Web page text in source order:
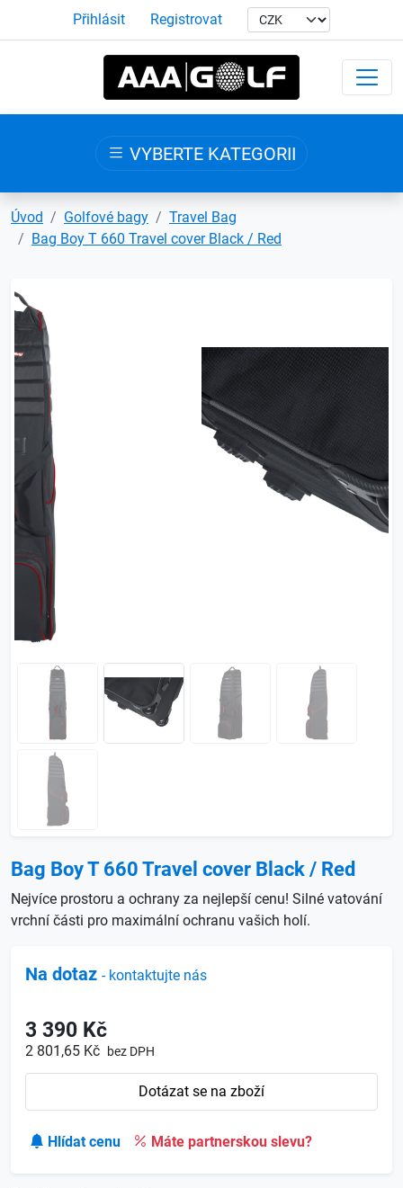
Přihlásit Registrovat
VYBERTE KATEGORII
Úvod Golfové bagy
Travel Bag
Bag Boy T 660 Travel cover Black / Red
Bag Boy T 660 Travel cover Black / Red
Nejvíce prostoru a ochrany za nejlepší cenu! Silné vatování
vrchní části pro maximální ochranu vašich holí.
Na dotaz - kontaktujte nás
3 390 Kč
2 801,65 Kč bez DPH
Dotázat se na zboží
Hlídat cenu Máte partnerskou slevu?